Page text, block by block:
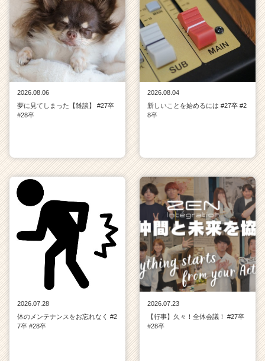
2026.08.06
夢に見てしまった【雑談】 #27卒
#28卒
2026.08.04
新しいことを始めるには #27卒 #2
8卒
2026.07.28
体のメンテナンスをお忘れなく #2
7卒 #28卒
2026.07.23
【行事】久々！全体会議！ #27卒
#28卒